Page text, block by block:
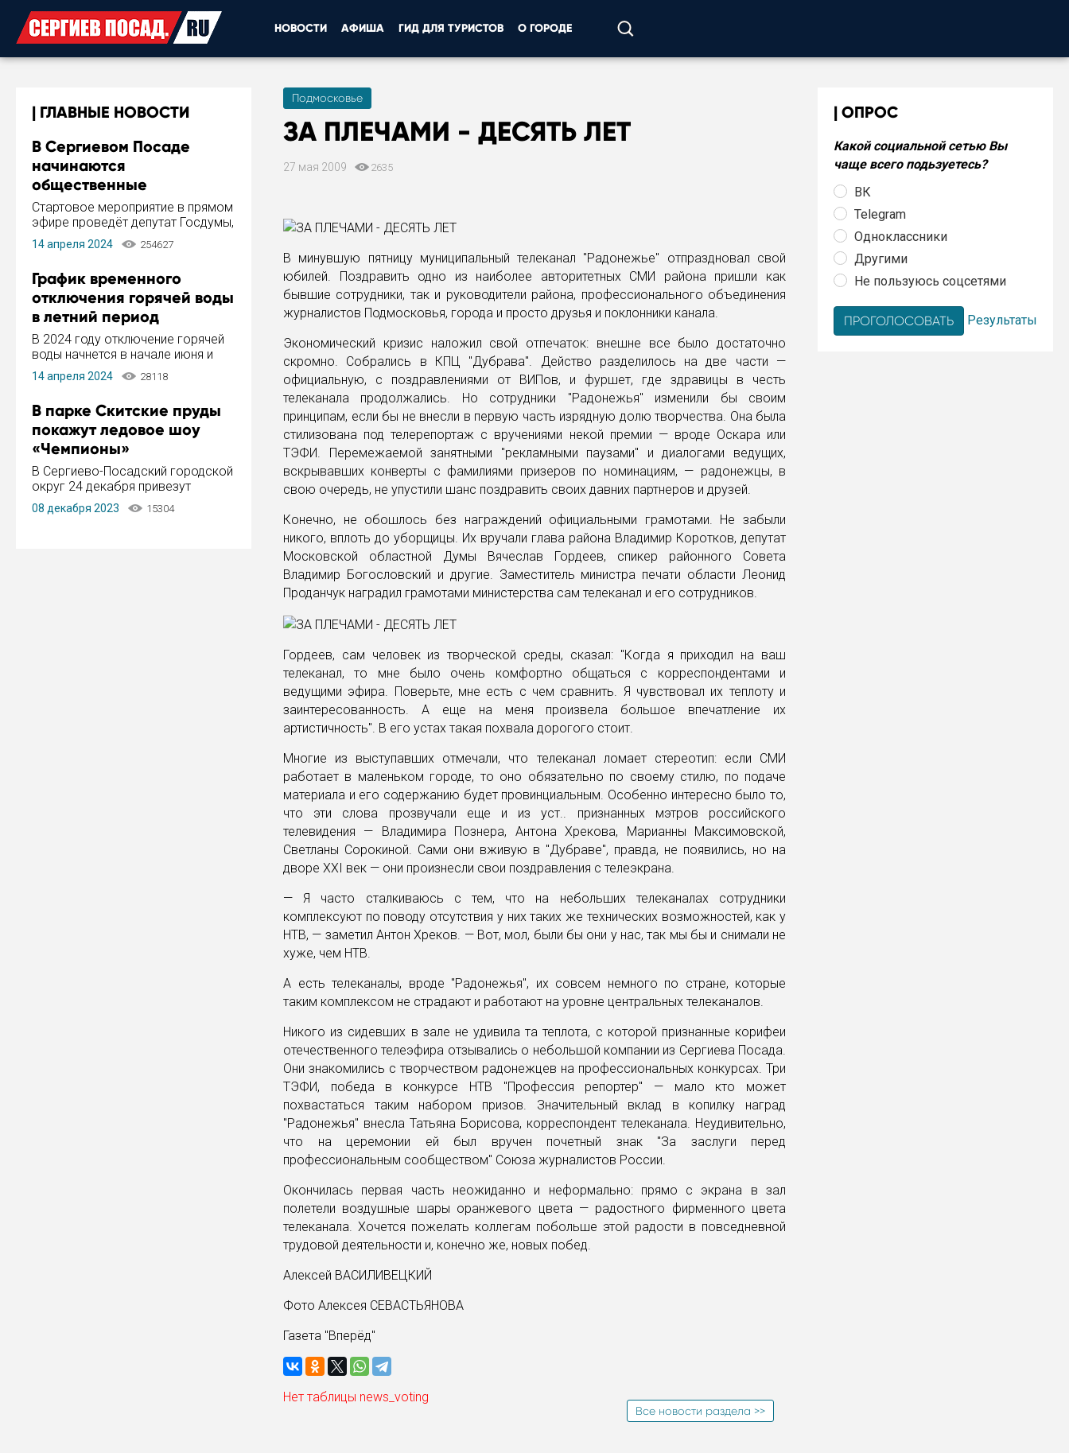
НОВОСТИ АФИША ГИД ДЛЯ ТУРИСТОВ О ГОРОДЕ
ГЛАВНЫЕ НОВОСТИ
В Сергиевом Посаде
начинаются
общественные
обсуждения Стратегии
развития города
Стартовое мероприятие в прямом
эфире проведёт депутат Госдумы,
инициатор и автор Концепции
развития Сергиева Посада и
Пахомов.
14 апреля 2024 254627
График временного
отключения горячей воды
в летний период
В 2024 году отключение горячей
воды начнется в начале июня и
завершится в конце августа.
Период отключения составит не
14 апреля 2024 28118
В парке Скитские пруды
покажут ледовое шоу
«Чемпионы»
В Сергиево-Посадский городской
округ 24 декабря привезут
ледовый тур «Чемпионы»
заслуженного мастера спорта,
08 декабря 2023 15304
Подмосковье
ЗА ПЛЕЧАМИ - ДЕСЯТЬ ЛЕТ
27 мая 2009 2635
В минувшую пятницу муниципальный телеканал "Радонежье" отпраздновал свой
юбилей. Поздравить одно из наиболее авторитетных СМИ района пришли как
бывшие сотрудники, так и руководители района, профессионального объединения
журналистов Подмосковья, города и просто друзья и поклонники канала.
Экономический кризис наложил свой отпечаток: внешне все было достаточно
скромно. Собрались в КПЦ "Дубрава". Действо разделилось на две части —
официальную, с поздравлениями от ВИПов, и фуршет, где здравицы в честь
телеканала продолжались. Но сотрудники "Радонежья" изменили бы своим
принципам, если бы не внесли в первую часть изрядную долю творчества. Она была
стилизована под телерепортаж с вручениями некой премии — вроде Оскара или
ТЭФИ. Перемежаемой занятными "рекламными паузами" и диалогами ведущих,
вскрывавших конверты с фамилиями призеров по номинациям, — радонежцы, в
свою очередь, не упустили шанс поздравить своих давних партнеров и друзей.
Конечно, не обошлось без награждений официальными грамотами. Не забыли
никого, вплоть до уборщицы. Их вручали глава района Владимир Коротков, депутат
Московской областной Думы Вячеслав Гордеев, спикер районного Совета
Владимир Богословский и другие. Заместитель министра печати области Леонид
Проданчук наградил грамотами министерства сам телеканал и его сотрудников.
Гордеев, сам человек из творческой среды, сказал: "Когда я приходил на ваш
телеканал, то мне было очень комфортно общаться с корреспондентами и
ведущими эфира. Поверьте, мне есть с чем сравнить. Я чувствовал их теплоту и
заинтересованность. А еще на меня произвела большое впечатление их
артистичность". В его устах такая похвала дорогого стоит.
Многие из выступавших отмечали, что телеканал ломает стереотип: если СМИ
работает в маленьком городе, то оно обязательно по своему стилю, по подаче
материала и его содержанию будет провинциальным. Особенно интересно было то,
что эти слова прозвучали еще и из уст.. признанных мэтров российского
телевидения — Владимира Познера, Антона Хрекова, Марианны Максимовской,
Светланы Сорокиной. Сами они вживую в "Дубраве", правда, не появились, но на
дворе XXI век — они произнесли свои поздравления с телеэкрана.
— Я часто сталкиваюсь с тем, что на небольших телеканалах сотрудники
комплексуют по поводу отсутствия у них таких же технических возможностей, как у
НТВ, — заметил Антон Хреков. — Вот, мол, были бы они у нас, так мы бы и снимали не
хуже, чем НТВ.
А есть телеканалы, вроде "Радонежья", их совсем немного по стране, которые
таким комплексом не страдают и работают на уровне центральных телеканалов.
Никого из сидевших в зале не удивила та теплота, с которой признанные корифеи
отечественного телеэфира отзывались о небольшой компании из Сергиева Посада.
Они знакомились с творчеством радонежцев на профессиональных конкурсах. Три
ТЭФИ, победа в конкурсе НТВ "Профессия репортер" — мало кто может
похвастаться таким набором призов. Значительный вклад в копилку наград
"Радонежья" внесла Татьяна Борисова, корреспондент телеканала. Неудивительно,
что на церемонии ей был вручен почетный знак "За заслуги перед
профессиональным сообществом" Союза журналистов России.
Окончилась первая часть неожиданно и неформально: прямо с экрана в зал
полетели воздушные шары оранжевого цвета — радостного фирменного цвета
телеканала. Хочется пожелать коллегам побольше этой радости в повседневной
трудовой деятельности и, конечно же, новых побед.
Алексей ВАСИЛИВЕЦКИЙ
Фото Алексея СЕВАСТЬЯНОВА
Газета "Вперёд"
Нет таблицы news_voting
Все новости раздела >>
ОПРОС
Какой социальной сетью Вы
чаще всего подьзуетесь?
ВК
Telegram
Одноклассники
Другими
Не пользуюсь соцсетями
Результаты